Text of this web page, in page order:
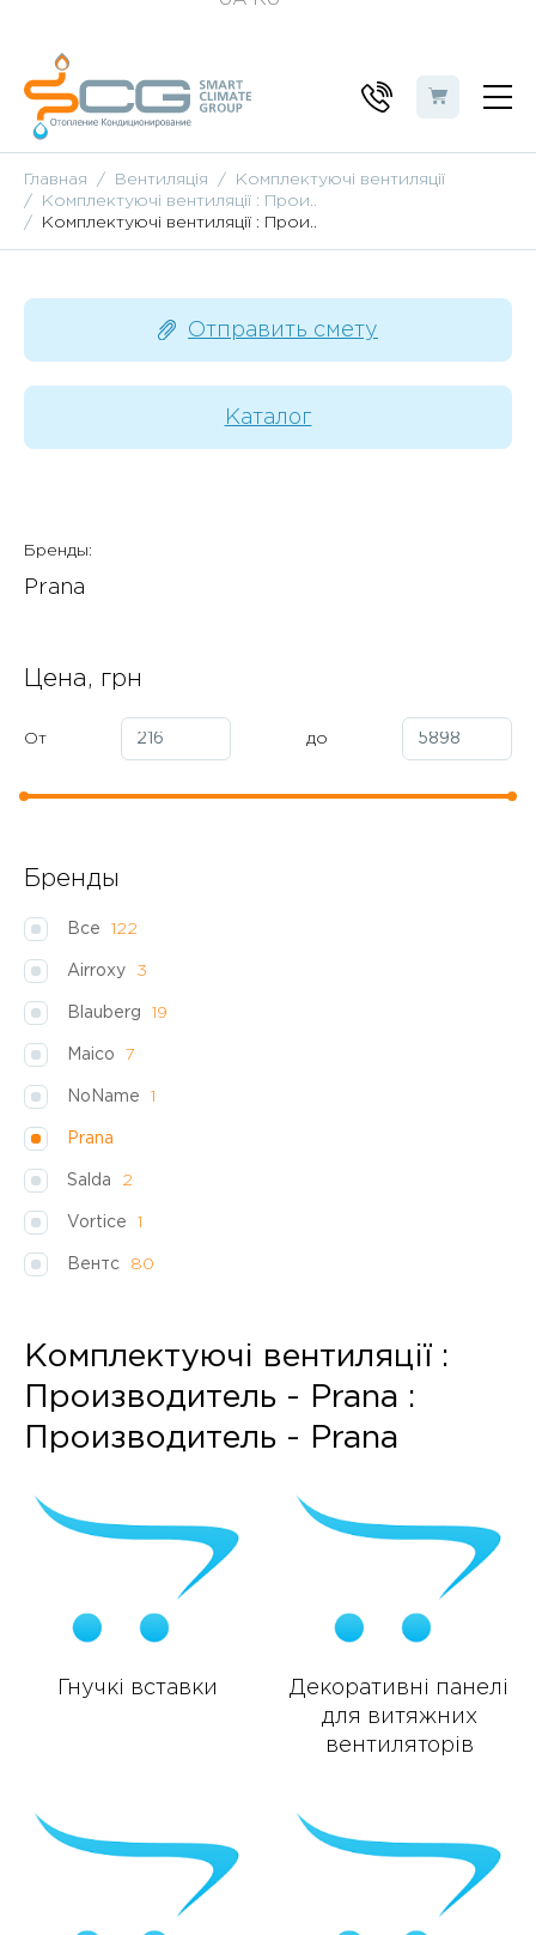
Главная Вентиляція
Комплектуючі вентиляції
Комплектуючі вентиляції : Прои..
Комплектуючі вентиляції : Прои..
Отправить смету
Каталог
Бренды:
Prana
Цена, грн
От до
Бренды
Все 122
Airroxy 3
Blauberg 19
Maico 7
NoName 1
Prana
Salda 2
Vortice 1
Вентс 80
Комплектуючі вентиляції :
Производитель - Prana :
Производитель - Prana
Гнучкі вставки
Декоративні панелі
для витяжних
вентиляторів